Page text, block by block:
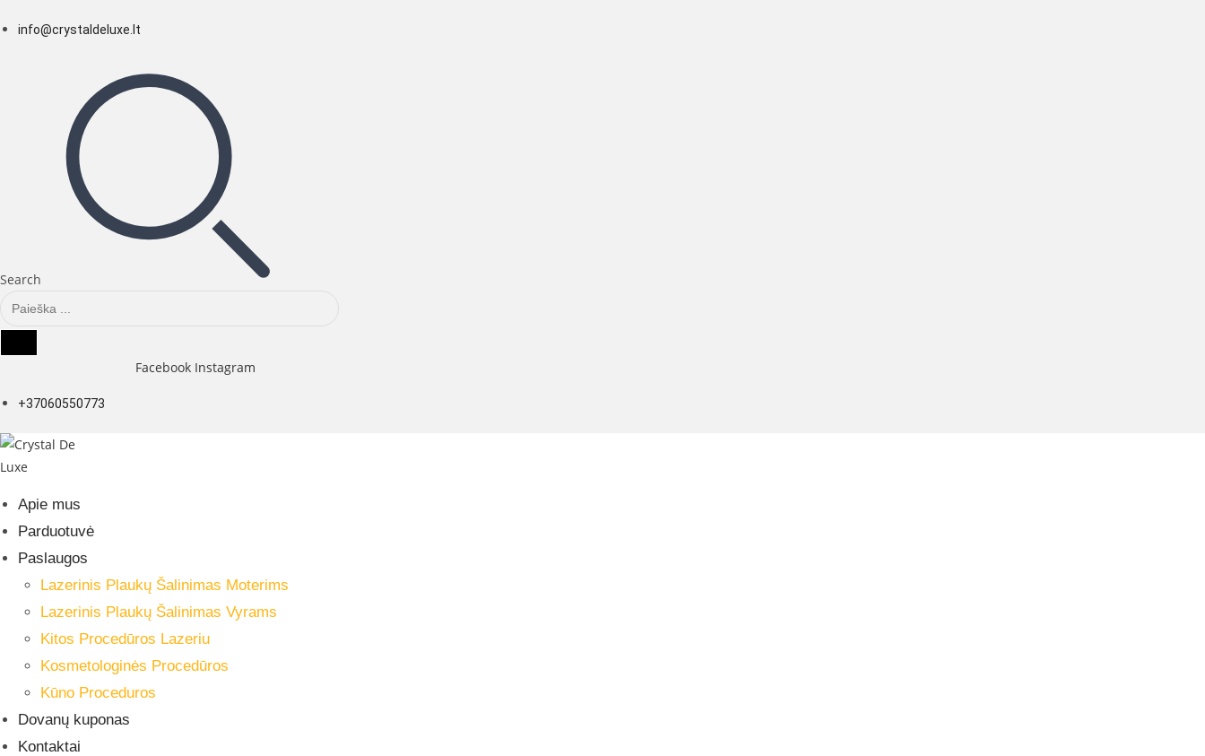
to
info@crystaldeluxe.lt
Search
Facebook Instagram
+37060550773
Apie mus
Parduotuvė
Paslaugos
Lazerinis Plaukų Šalinimas Moterims
Lazerinis Plaukų Šalinimas Vyrams
Kitos Procedūros Lazeriu
Kosmetologinės Procedūros
Kūno Proceduros
Dovanų kuponas
Kontaktai